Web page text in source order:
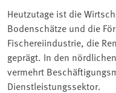
Heutzutage ist die
Bodenschätze und die
Fischereiindustrie, die
geprägt. In den
vermehrt
Dienstleistungssektor.